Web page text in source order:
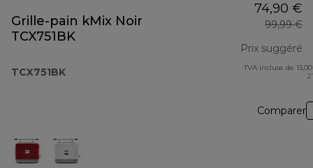
Grille-pain kMix Noir
TCX751BK
TCX751BK
74,90 €
99,99 €
Prix suggéré
TVA incluse de
Comparer